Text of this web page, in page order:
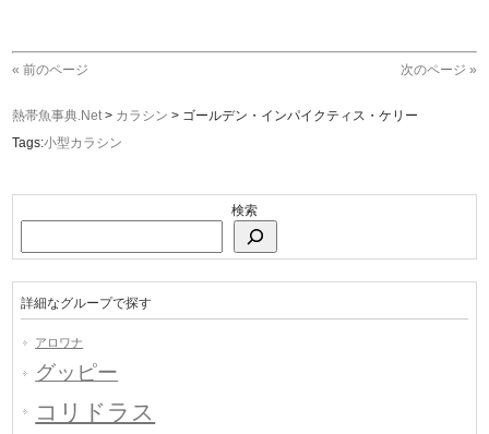
« 前のページ 次のページ »
熱帯魚事典.Net> カラシン > ゴールデン・インパイクティス・ケリー
Tags:小型カラシン
検索
詳細なグループで探す
アロワナ
グッピー
コリドラス